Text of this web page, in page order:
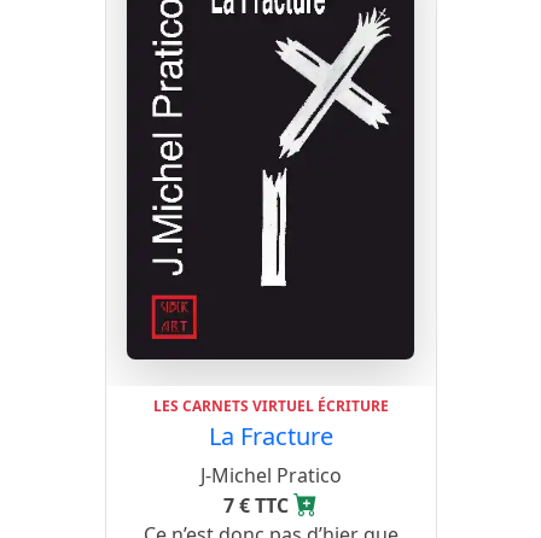
LES CARNETS VIRTUEL ÉCRITURE
La Fracture
J-Michel Pratico
7 € TTC